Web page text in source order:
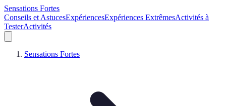
Sensations Fortes
Conseils et AstucesExpériencesExpériences ExtrêmesActivités à
TesterActivités
Sensations Fortes